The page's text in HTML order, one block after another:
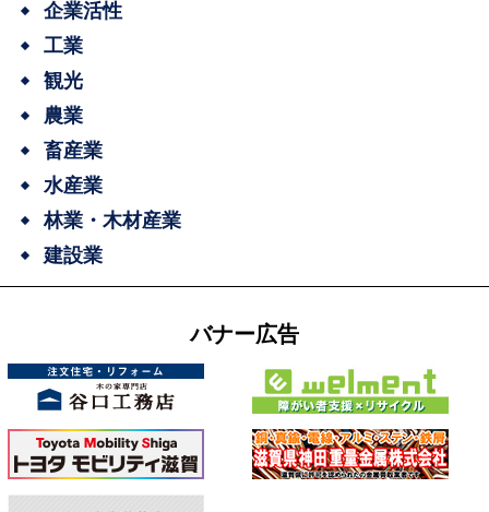
企業活性
工業
観光
農業
畜産業
水産業
林業・木材産業
建設業
バナー広告